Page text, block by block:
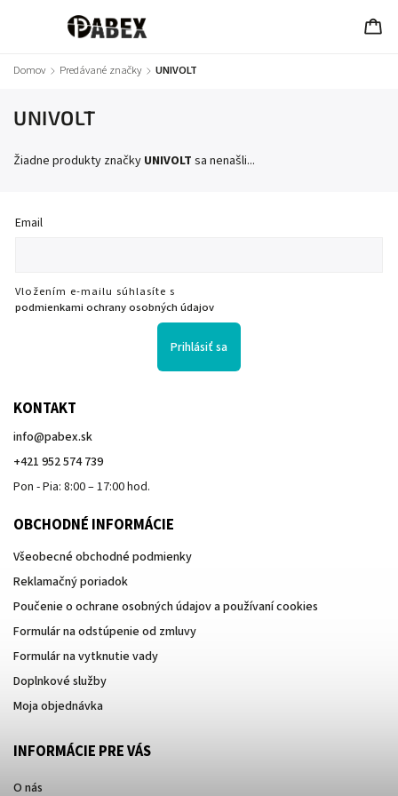
Domov / Predávané značky / UNIVOLT
UNIVOLT
Žiadne produkty značky UNIVOLT sa nenašli...
Email
Vložením e-mailu súhlasíte s
podmienkami ochrany osobných údajov
Prihlásiť sa
KONTAKT
info@pabex.sk
+421 952 574 739
Pon - Pia: 8:00 – 17:00 hod.
OBCHODNÉ INFORMÁCIE
Všeobecné obchodné podmienky
Reklamačný poriadok
Poučenie o ochrane osobných údajov a používaní cookies
Formulár na odstúpenie od zmluvy
Formulár na vytknutie vady
Doplnkové služby
Moja objednávka
INFORMÁCIE PRE VÁS
O nás